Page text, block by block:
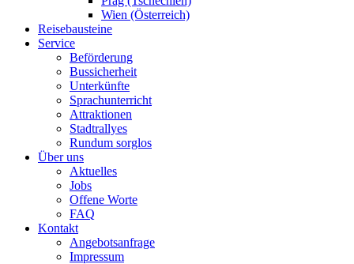
Wien (Österreich)
Reisebausteine
Service
Beförderung
Bussicherheit
Unterkünfte
Sprachunterricht
Attraktionen
Stadtrallyes
Rundum sorglos
Über uns
Aktuelles
Jobs
Offene Worte
FAQ
Kontakt
Angebotsanfrage
Impressum